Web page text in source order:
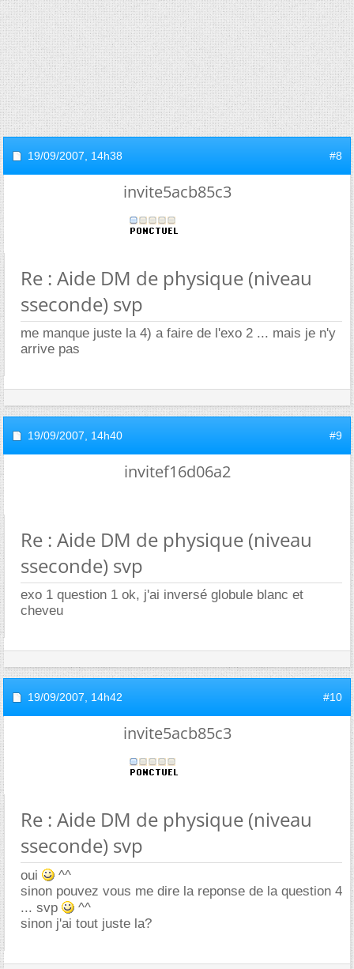
19/09/2007, 14h38 #8
invite5acb85c3
Re : Aide DM de physique (niveau
sseconde) svp
me manque juste la 4) a faire de l'exo 2 ... mais je n'y
arrive pas
19/09/2007, 14h40 #9
invitef16d06a2
Re : Aide DM de physique (niveau
sseconde) svp
exo 1 question 1 ok, j'ai inversé globule blanc et
cheveu
19/09/2007, 14h42 #10
invite5acb85c3
Re : Aide DM de physique (niveau
sseconde) svp
oui
^^
sinon pouvez vous me dire la reponse de la question 4
... svp
^^
sinon j'ai tout juste la?